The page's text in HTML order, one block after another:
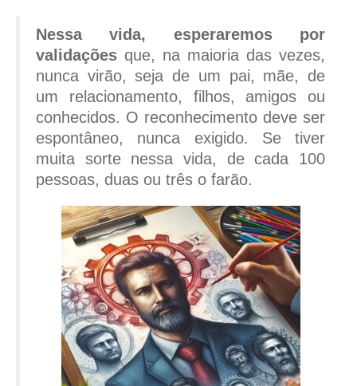
Nessa vida, esperaremos por
validações que, na maioria das vezes,
nunca virão, seja de um pai, mãe, de
um relacionamento, filhos, amigos ou
conhecidos. O reconhecimento deve ser
espontâneo, nunca exigido. Se tiver
muita sorte nessa vida, de cada 100
pessoas, duas ou três o farão.